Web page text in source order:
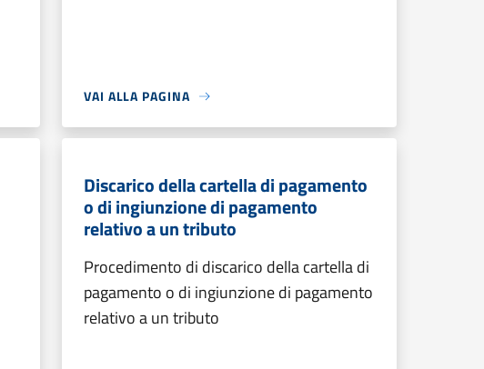
VAI ALLA PAGINA
Discarico della cartella di pagamento
o di ingiunzione di pagamento
relativo a un tributo
Procedimento di discarico della cartella di
pagamento o di ingiunzione di pagamento
relativo a un tributo